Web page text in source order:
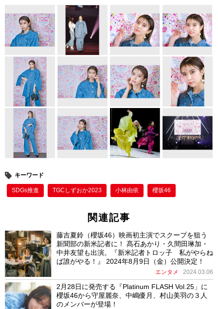
er e
b
o
o
k
e
er
e
st
キーワード
SDGs推進 TGCしずおか2023 小林由依 櫻坂46
関連記事
藤吉夏鈴（櫻坂46）映画初主演でスクープを狙う
新聞部の新米記者に！ 髙石あかり・久間田琳加・
中井友望も出演。『新米記者トロッ子 私がやらね
ば誰がやる！』 2024年8月9日（金）公開決定！
エンタメ 2024.03.06
2月28日に発売する『Platinum FLASH Vol.25」に
櫻坂46から守屋麗奈、中嶋優月、村山美羽の３人
のメンバーが登場！